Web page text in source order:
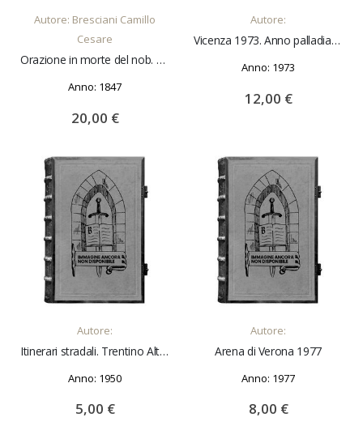
Autore: Bresciani Camillo
Cesare
Orazione in morte del nob. Giovanni Ant. Campostrini ... e dedicata a monsignor Uldarico Franco ...
Anno: 1847
20,00 €
Autore:
Vicenza 1973. Anno palladiano
Anno: 1973
12,00 €
AGGIUNGI AL CARRELLO
Autore:
Itinerari stradali. Trentino Alto Adige
Anno: 1950
5,00 €
AGGIUNGI AL CARRELLO
Autore:
Arena di Verona 1977
Anno: 1977
8,00 €